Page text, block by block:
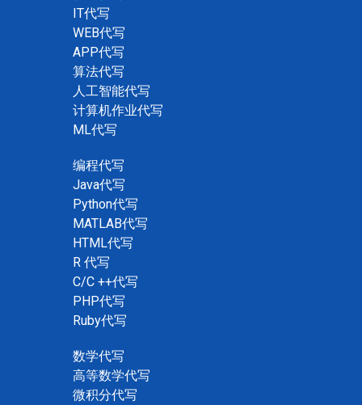
IT代写
WEB代写
APP代写
算法代写
人工智能代写
计算机作业代写
ML代写
编程代写
Java代写
Python代写
MATLAB代写
HTML代写
R 代写
C/C ++代写
PHP代写
Ruby代写
数学代写
高等数学代写
微积分代写